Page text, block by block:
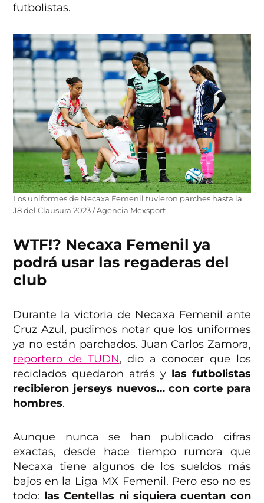
futbolistas.
Los uniformes de Necaxa Femenil tuvieron parches hasta la
J8 del Clausura 2023 / Agencia Mexsport
WTF!? Necaxa Femenil ya
podrá usar las regaderas del
club
Durante la victoria de Necaxa Femenil ante
Cruz Azul, pudimos notar que los uniformes
ya no están parchados. Juan Carlos Zamora,
reportero de TUDN, dio a conocer que los
reciclados quedaron atrás y las futbolistas
recibieron jerseys nuevos… con corte para
hombres.
Aunque nunca se han publicado cifras
exactas, desde hace tiempo rumora que
Necaxa tiene algunos de los sueldos más
bajos en la Liga MX Femenil. Pero eso no es
todo: las Centellas ni siquiera cuentan con